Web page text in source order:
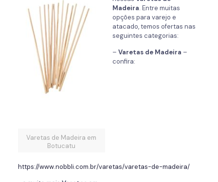
Varetas de Madeira em
Botucatu
Madeira. Entre muitas
opções para varejo e
atacado, temos ofertas nas
seguintes categorias:
– Varetas de Madeira –
confira:
https://www.nobbli.com.br/varetas/varetas-de-madeira/